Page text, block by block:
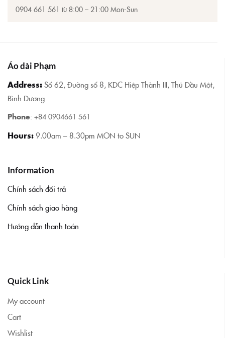
0904 661 561 từ 8:00 – 21:00 Mon-Sun
Áo dài Phạm
Address:Số 62, Đường số 8, KDC Hiệp Thành III, Thủ Dầu Một,
Bình Dương
Phone: +84 0904661 561
Hours:9.00am – 8.30pm MON to SUN
Information
Chính sách đổi trả
Chính sách giao hàng
Hướng dẫn thanh toán
Quick Link
My account
Cart
Wishlist